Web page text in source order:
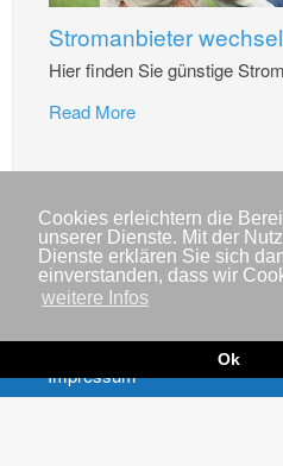
Cookies erleichtern die
unserer Dienste. Mit der
Dienste erklären Sie sich
einverstanden, dass wir
weitere Infos
Ok
Stromanbieter
Hier finden Sie günstige
Read More
Impressum